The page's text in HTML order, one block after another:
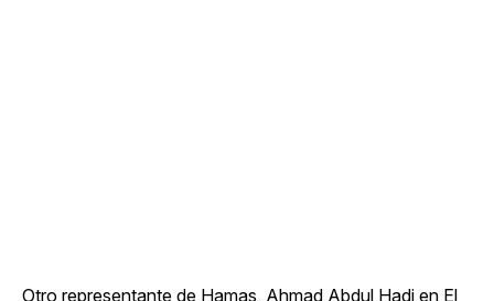
Otro representante de Hamas, Ahmad Abdul Hadi en El